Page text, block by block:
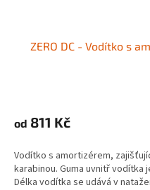
ZERO DC - Vodítko s
od 811 Kč
Vodítko s amortizérem,
karabinou. Guma uvnitř
Délka vodítka se udává v